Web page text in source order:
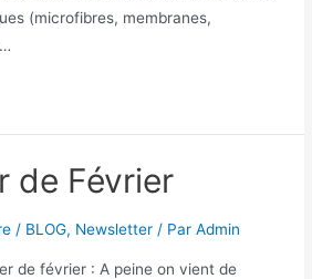
(microfibres, membranes,
de Février
/ BLOG, Newsletter / ParAdmin
de février : A peine on vient de